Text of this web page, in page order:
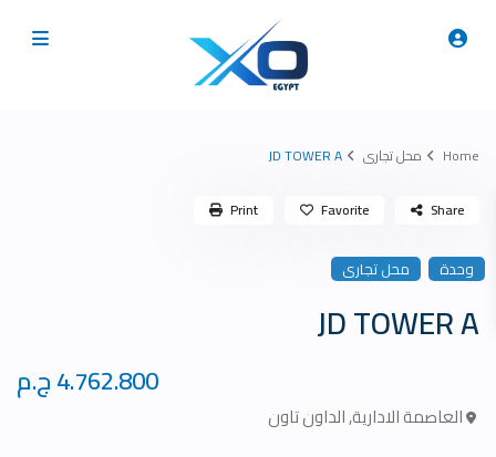
Home محل تجارى JD TOWER A
وحدة محل تجارى
JD TOWER A
العاصمة الادارية,الداون تاون
Share
Favorite
Print